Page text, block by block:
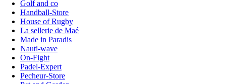
Golf and co
Handball-Store
House of Rugby
La sellerie de Maé
Made in Paradis
Nauti-wave
On-Fight
Padel-Expert
Pecheur-Store